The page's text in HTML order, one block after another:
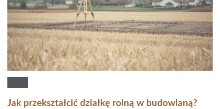
Jak przekształcić działkę rolną w budowlaną?